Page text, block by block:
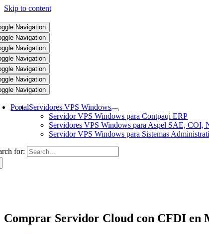
Skip to content
Navigation
Navigation
Navigation
Navigation
Navigation
Navigation
Navigation
PortalServidores VPS Windows
Servidor VPS Windows para Contpaqi ERP
Servidores VPS Windows para Aspel SAE, COI,
Servidor VPS Windows para Sistemas
for:
Comprar Servidor Cloud con CFDI en